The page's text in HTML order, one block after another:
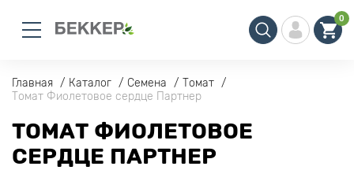
0
Главная Каталог Семена
Томат
Томат Фиолетовое сердце Партнер
ТОМАТ ФИОЛЕТОВОЕ
СЕРДЦЕ ПАРТНЕР